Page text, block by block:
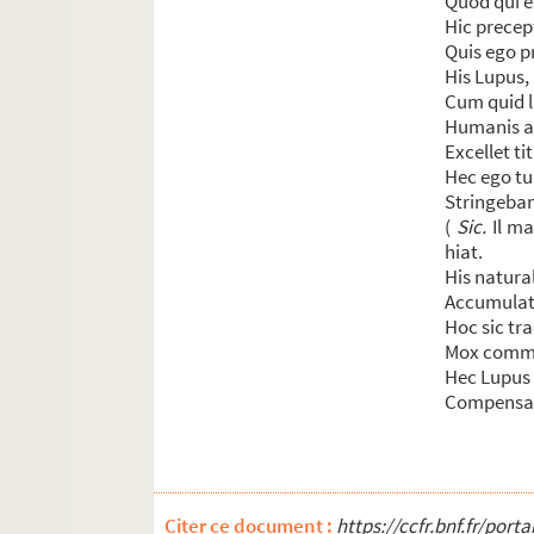
Hic
Quis ego
His
Cum quid
Humanis
Excellet
Hec ego
( Sic. Il
hiat.
His
Hoc sic
Mox
Hec
Citer ce document : https://ccfr.bnf.fr/